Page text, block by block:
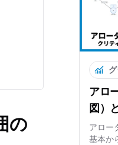
の
アロ
図）
の求
アロー
基本か